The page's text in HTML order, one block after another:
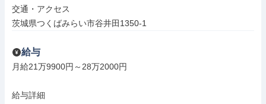
交通・アクセス
茨城県つくばみらい市谷井田1350-1
給与
月給21万9900円～28万2000円
給与詳細